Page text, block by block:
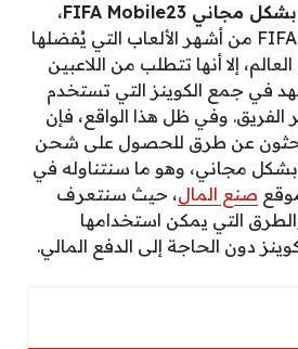
،
تعتبر لعبة FIFA Mobile23 من أشهر الألعاب التي يُفضلها
إلا أنها تتطلب من اللاعبين
في جمع الكوينز التي تستخدم
الفريق. وفي ظل هذا الواقع، فإن
يبحثون عن طرق للحصول على شحن
كوينز فيفا Mobile23 بشكل مجاني، وهو ما سنتناوله في
صنع المال، حيث سنتعرف
التي يمكن استخدامها
دون الحاجة إلى الدفع المالي.